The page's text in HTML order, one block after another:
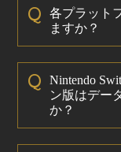
Q
各プラット
ますか？
Q
Nintendo
ン版はデー
か？